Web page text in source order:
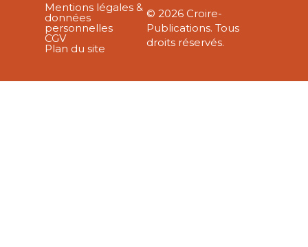
Mentions légales &
données
personnelles
CGV
Plan du site
© 2026 Croire-
Publications. Tous
droits réservés.